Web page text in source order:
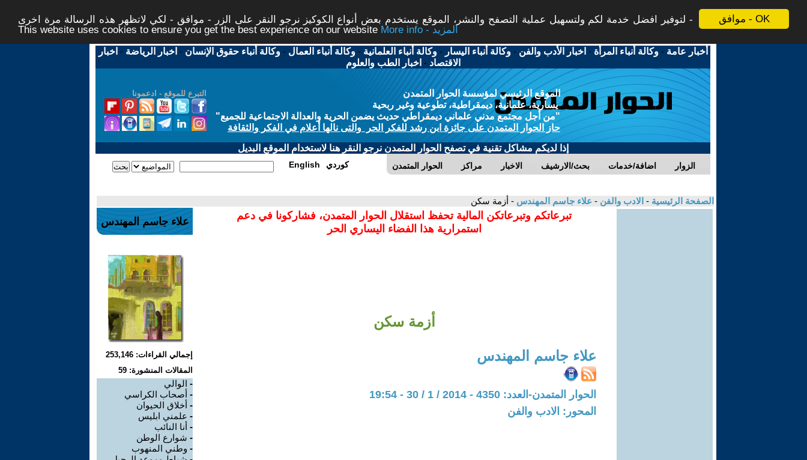
موافق - OK
لتوفير افضل خدمة لكم ولتسهيل عملية التصفح والنشر، الموقع يستخدم بعض أنواع الكوكيز نرجو النقر على الزر - موافق - لكي لاتظهر هذه الرسالة مرة اخرى -
This website uses cookies to ensure you get the best experience on our website
More info - المزيد
أخبار عامة -وكالة أنباء المرأة - اخبار الأدب والفن -وكالة أنباء اليسار -وكالة أنباء العلمانية -وكالة أنباء العمال -وكالة أنباء حقوق الإنسان - اخبار الرياضة - اخبار
الاقتصاد - اخبار الطب والعلوم
التبرع للموقع - ادعمونا
الموقع الرئيسي لمؤسسة الحوار المتمدن
يسارية، علمانية، ديمقراطية، تطوعية وغير ربحية
"من أجل مجتمع مدني علماني ديمقراطي حديث يضمن الحرية والعدالة الاجتماعية للجميع"
حاز الحوار المتمدن على جائزة ابن رشد للفكر الحر والتى نالها أعلام في الفكر والثقافة
إذا لديكم مشاكل تقنية في تصفح الحوار المتمدن نرجو النقر هنا لاستخدام الموقع البديل
الحوار المتمدن مراكز الاخبار بحث/الارشيف اضافة/خدمات الزوار English كوردي
الصفحة الرئيسية - الادب والفن - علاء جاسم المهندس - أزمة سكن
تبرعاتكم وتبرعاتكن المالية تحفظ استقلال الحوار المتمدن، فشاركونا في دعم
استمرارية هذا الفضاء اليساري الحر
أزمة سكن
علاء جاسم المهندس
الحوار المتمدن-العدد: 4350 - 2014 / 1 / 30 - 19:54
المحور: الادب والفن
علاء جاسم المهندس
إجمالي القراءات: 253,146
المقالات المنشورة: 59
- الوالي
- أصحاب الكراسي
- أخلاق الحيوان
- علمني ابليس
- أنا النائب
- شوارع الوطن
- وطني المنهوب